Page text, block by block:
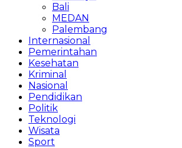
Bali
MEDAN
Palembang
Internasional
Pemerintahan
Kesehatan
Kriminal
Nasional
Pendidikan
Politik
Teknologi
Wisata
Sport